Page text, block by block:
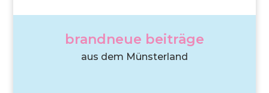
brandneue beiträge
aus dem Münsterland